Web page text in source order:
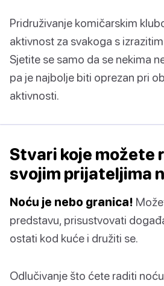
Pridruživanje komičarskim
aktivnost za svakoga s
Sjetite se samo da se nekima
pa je najbolje biti oprezan pri
aktivnosti.
Stvari koje možete
svojim prijateljima
Noću je nebo granica!
predstavu, prisustvovati
ostati kod kuće i družiti se.
Odlučivanje što ćete raditi